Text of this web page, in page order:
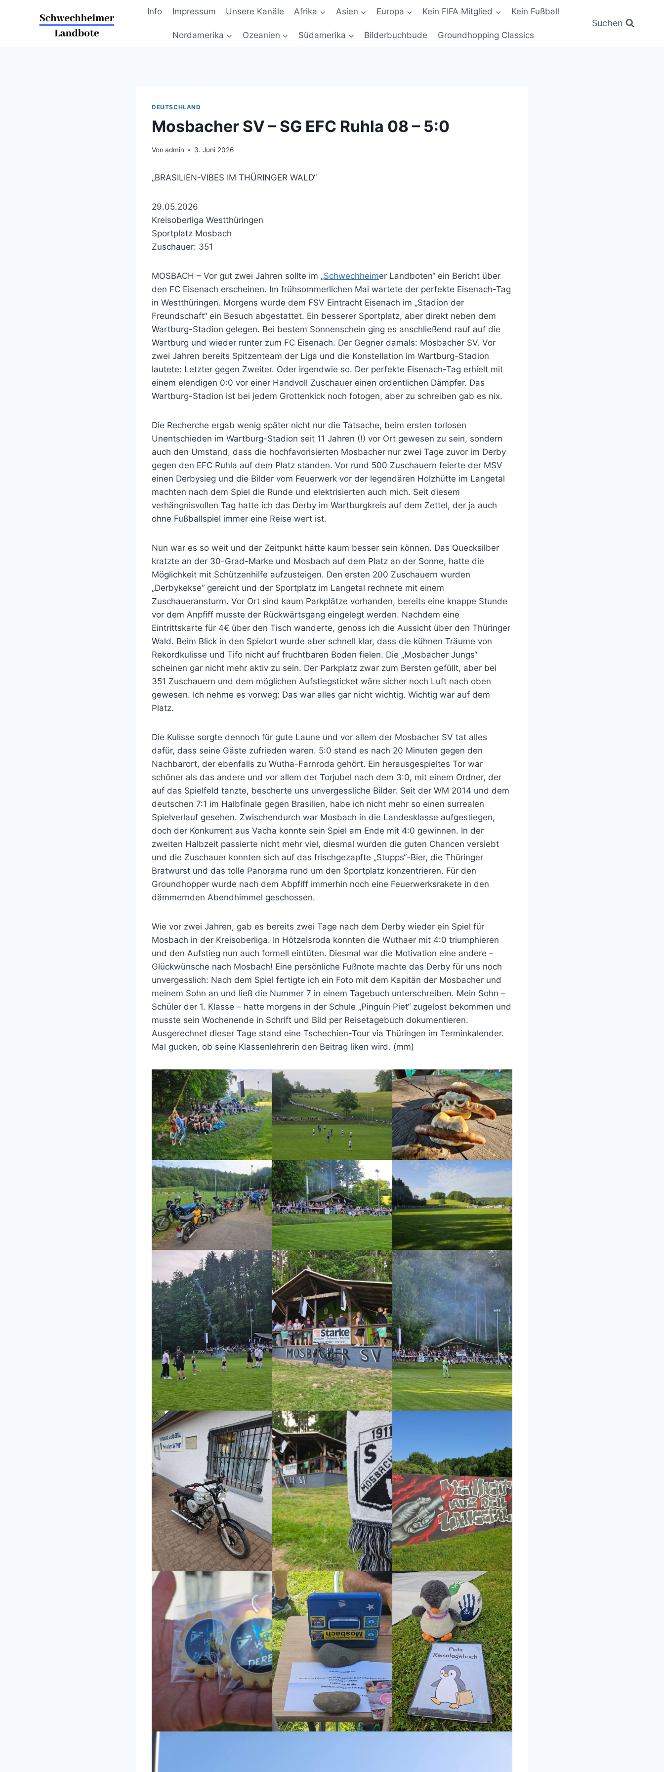
Info Impressum Unsere Kanäle Afrika Asien Europa Kein FIFA Mitglied Kein Fußball
Nordamerika Ozeanien Südamerika Bilderbuchbude Groundhopping Classics
Suchen
DEUTSCHLAND
Mosbacher SV – SG EFC Ruhla 08 – 5:0
Von admin 3. Juni 2026
„BRASILIEN-VIBES IM THÜRINGER WALD“
29.05.2026
Kreisoberliga Westthüringen
Sportplatz Mosbach
Zuschauer: 351
MOSBACH – Vor gut zwei Jahren sollte im „Schwechheimer Landboten“ ein Bericht über
den FC Eisenach erscheinen. Im frühsommerlichen Mai wartete der perfekte Eisenach-Tag
in Westthüringen. Morgens wurde dem FSV Eintracht Eisenach im „Stadion der
Freundschaft“ ein Besuch abgestattet. Ein besserer Sportplatz, aber direkt neben dem
Wartburg-Stadion gelegen. Bei bestem Sonnenschein ging es anschließend rauf auf die
Wartburg und wieder runter zum FC Eisenach. Der Gegner damals: Mosbacher SV. Vor
zwei Jahren bereits Spitzenteam der Liga und die Konstellation im Wartburg-Stadion
lautete: Letzter gegen Zweiter. Oder irgendwie so. Der perfekte Eisenach-Tag erhielt mit
einem elendigen 0:0 vor einer Handvoll Zuschauer einen ordentlichen Dämpfer. Das
Wartburg-Stadion ist bei jedem Grottenkick noch fotogen, aber zu schreiben gab es nix.
Die Recherche ergab wenig später nicht nur die Tatsache, beim ersten torlosen
Unentschieden im Wartburg-Stadion seit 11 Jahren (!) vor Ort gewesen zu sein, sondern
auch den Umstand, dass die hochfavorisierten Mosbacher nur zwei Tage zuvor im Derby
gegen den EFC Ruhla auf dem Platz standen. Vor rund 500 Zuschauern feierte der MSV
einen Derbysieg und die Bilder vom Feuerwerk vor der legendären Holzhütte im Langetal
machten nach dem Spiel die Runde und elektrisierten auch mich. Seit diesem
verhängnisvollen Tag hatte ich das Derby im Wartburgkreis auf dem Zettel, der ja auch
ohne Fußballspiel immer eine Reise wert ist.
Nun war es so weit und der Zeitpunkt hätte kaum besser sein können. Das Quecksilber
kratzte an der 30-Grad-Marke und Mosbach auf dem Platz an der Sonne, hatte die
Möglichkeit mit Schützenhilfe aufzusteigen. Den ersten 200 Zuschauern wurden
„Derbykekse“ gereicht und der Sportplatz im Langetal rechnete mit einem
Zuschaueransturm. Vor Ort sind kaum Parkplätze vorhanden, bereits eine knappe Stunde
vor dem Anpfiff musste der Rückwärtsgang eingelegt werden. Nachdem eine
Eintrittskarte für 4€ über den Tisch wanderte, genoss ich die Aussicht über den Thüringer
Wald. Beim Blick in den Spielort wurde aber schnell klar, dass die kühnen Träume von
Rekordkulisse und Tifo nicht auf fruchtbaren Boden fielen. Die „Mosbacher Jungs“
scheinen gar nicht mehr aktiv zu sein. Der Parkplatz zwar zum Bersten gefüllt, aber bei
351 Zuschauern und dem möglichen Aufstiegsticket wäre sicher noch Luft nach oben
gewesen. Ich nehme es vorweg: Das war alles gar nicht wichtig. Wichtig war auf dem
Platz.
Die Kulisse sorgte dennoch für gute Laune und vor allem der Mosbacher SV tat alles
dafür, dass seine Gäste zufrieden waren. 5:0 stand es nach 20 Minuten gegen den
Nachbarort, der ebenfalls zu Wutha-Farnroda gehört. Ein herausgespieltes Tor war
schöner als das andere und vor allem der Torjubel nach dem 3:0, mit einem Ordner, der
auf das Spielfeld tanzte, bescherte uns unvergessliche Bilder. Seit der WM 2014 und dem
deutschen 7:1 im Halbfinale gegen Brasilien, habe ich nicht mehr so einen surrealen
Spielverlauf gesehen. Zwischendurch war Mosbach in die Landesklasse aufgestiegen,
doch der Konkurrent aus Vacha konnte sein Spiel am Ende mit 4:0 gewinnen. In der
zweiten Halbzeit passierte nicht mehr viel, diesmal wurden die guten Chancen versiebt
und die Zuschauer konnten sich auf das frischgezapfte „Stupps“-Bier, die Thüringer
Bratwurst und das tolle Panorama rund um den Sportplatz konzentrieren. Für den
Groundhopper wurde nach dem Abpfiff immerhin noch eine Feuerwerksrakete in den
dämmernden Abendhimmel geschossen.
Wie vor zwei Jahren, gab es bereits zwei Tage nach dem Derby wieder ein Spiel für
Mosbach in der Kreisoberliga. In Hötzelsroda konnten die Wuthaer mit 4:0 triumphieren
und den Aufstieg nun auch formell eintüten. Diesmal war die Motivation eine andere –
Glückwünsche nach Mosbach! Eine persönliche Fußnote machte das Derby für uns noch
unvergesslich: Nach dem Spiel fertigte ich ein Foto mit dem Kapitän der Mosbacher und
meinem Sohn an und ließ die Nummer 7 in einem Tagebuch unterschreiben. Mein Sohn –
Schüler der 1. Klasse – hatte morgens in der Schule „Pinguin Piet“ zugelost bekommen und
musste sein Wochenende in Schrift und Bild per Reisetagebuch dokumentieren.
Ausgerechnet dieser Tage stand eine Tschechien-Tour via Thüringen im Terminkalender.
Mal gucken, ob seine Klassenlehrerin den Beitrag liken wird. (mm)